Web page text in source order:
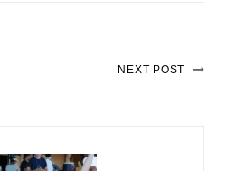
NEXT POST